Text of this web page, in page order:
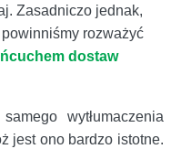
Zasadniczo jednak,
rozważyć
dostaw
wytłumaczenia
jest ono bardzo istotne.